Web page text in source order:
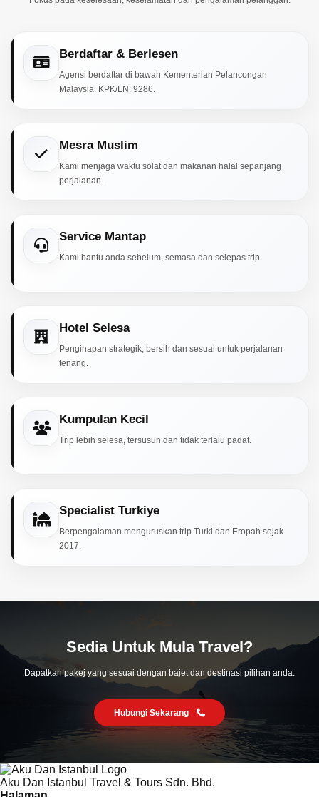
Berdaftar & Berlesen
Agensi berdaftar di bawah Kementerian Pelancongan
Malaysia. KPK/LN: 9286.
Mesra Muslim
Kami menjaga waktu solat dan makanan halal sepanjang
perjalanan.
Service Mantap
Kami bantu anda sebelum, semasa dan selepas trip.
Hotel Selesa
Penginapan strategik, bersih dan sesuai untuk perjalanan
tenang.
Kumpulan Kecil
Trip lebih selesa, tersusun dan tidak terlalu padat.
Specialist Turkiye
Berpengalaman menguruskan trip Turki dan Eropah sejak
2017.
Sedia Untuk Mula Travel?
Dapatkan pakej yang sesuai dengan bajet dan destinasi pilihan anda.
Hubungi Sekarang
Aku Dan Istanbul Travel & Tours Sdn. Bhd.